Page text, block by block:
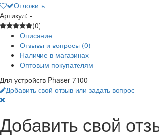
Отложить
Артикул: -
(0)
Описание
Отзывы и вопросы (0)
Наличие в магазинах
Оптовым покупателям
Для устройств Phaser 7100
Добавить свой отзыв или задать вопрос
Добавить свой